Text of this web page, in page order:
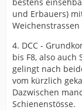
und Erbauers)
Weichenstrassen
4. DCC -
bis F8, also auch
gelingt nach
vom kürzlich
Dazwischen
Schienenstösse.